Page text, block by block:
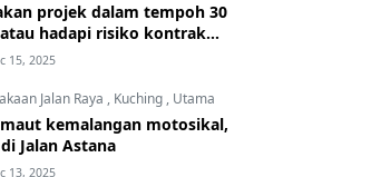
projek dalam tempoh 30
hadapi risiko kontrak
15, 2025
Jalan Raya , Kuching , Utama
kemalangan motosikal,
Jalan Astana
13, 2025